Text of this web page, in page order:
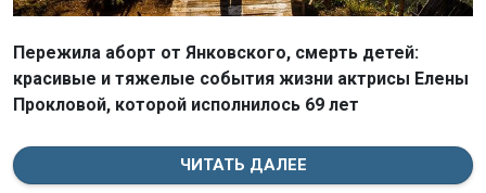
ЧИТАТЬ ДАЛЕЕ
Пережила аборт от Янковского, смерть детей:
красивые и тяжелые события жизни актрисы Елены
Прокловой, которой исполнилось 69 лет